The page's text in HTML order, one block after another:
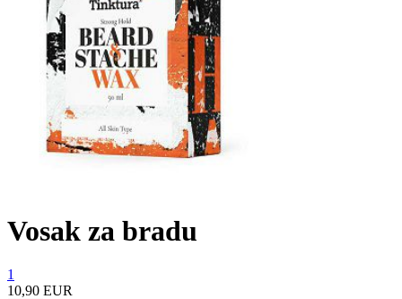
Vosak za bradu
1
10,90 EUR